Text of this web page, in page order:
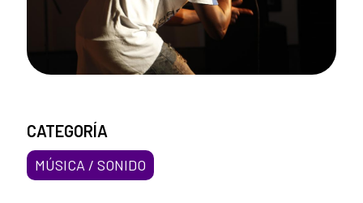
CATEGORÍA
MÚSICA / SONIDO